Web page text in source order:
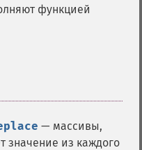
функцией
— массивы,
значение из каждого